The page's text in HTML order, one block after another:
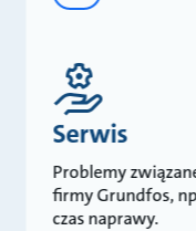
Serwis
Problemy
firmy Grundfos,
czas naprawy.